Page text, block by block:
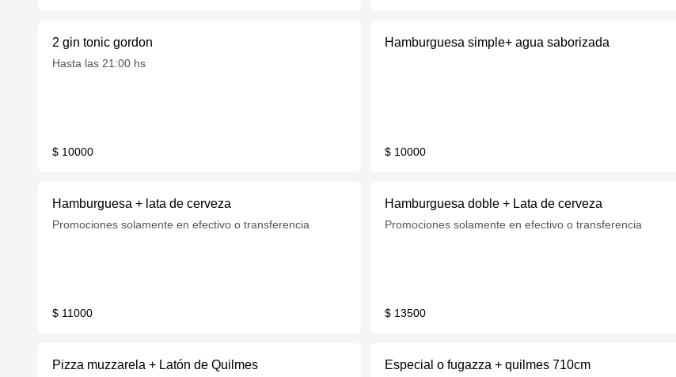
2 gin tonic gordon
Hasta las 21:00 hs
$ 10000
Hamburguesa simple+ agua saborizada
$ 10000
Hamburguesa + lata de cerveza
Promociones solamente en efectivo o transferencia
$ 11000
Hamburguesa doble + Lata de cerveza
Promociones solamente en efectivo o transferencia
$ 13500
Pizza muzzarela + Latón de Quilmes Especial o fugazza + quilmes 710cm